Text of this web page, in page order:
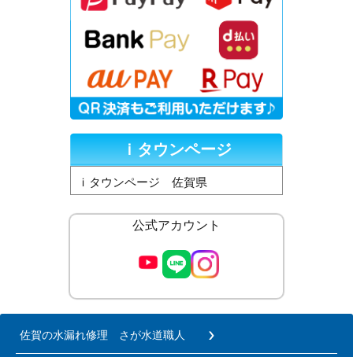
ｉタウンページ
ｉタウンページ 佐賀県
公式アカウント
佐賀の水漏れ修理 さが水道職人